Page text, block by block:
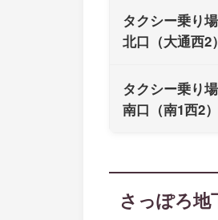
タクシー乗り
北口（大通西2
タクシー乗り
南口（南1西2）
さっぽろ地